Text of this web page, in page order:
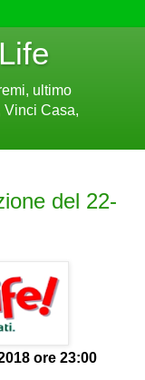
ultimo
Vinci Casa,
del 22-
ore 23:00